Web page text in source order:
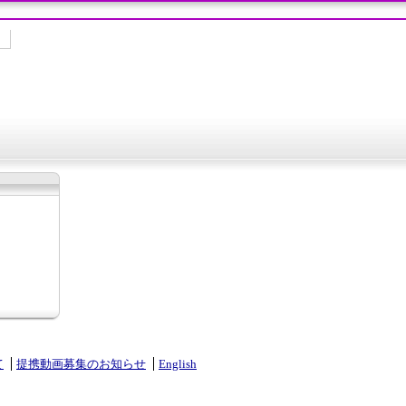
提携動画募集のお知らせ English